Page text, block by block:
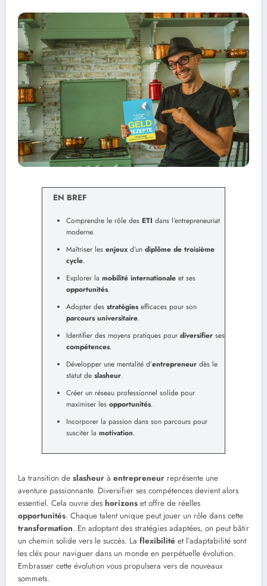
EN BREF
Comprendre le rôle des ETI dans l’entrepreneuriat
moderne.
Maîtriser les enjeux d’un diplôme de troisième
cycle.
Explorer la mobilité internationale et ses
opportunités.
Adopter des stratégiesefficaces pour son
parcours universitaire.
Identifier des moyens pratiques pour diversifier ses
compétences.
Développer une mentalité d’entrepreneur dès le
statut de slasheur.
Créer un réseau professionnel solide pour
maximiser les opportunités.
Incorporer la passion dans son parcours pour
susciter la motivation.
La transition de slasheur à entrepreneur représente une
aventure passionnante. Diversifier ses compétences devient alors
essentiel. Cela ouvre des horizons et offre de réelles
opportunités. Chaque talent unique peut jouer un rôle dans cette
transformation. En adoptant des stratégies adaptées, on peut bâtir
un chemin solide vers le succès. La flexibilité et l’adaptabilité sont
les clés pour naviguer dans un monde en perpétuelle évolution.
Embrasser cette évolution vous propulsera vers de nouveaux
sommets.